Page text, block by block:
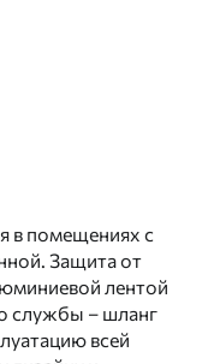
в помещениях с
Защита от
лентой
службы – шланг
всей